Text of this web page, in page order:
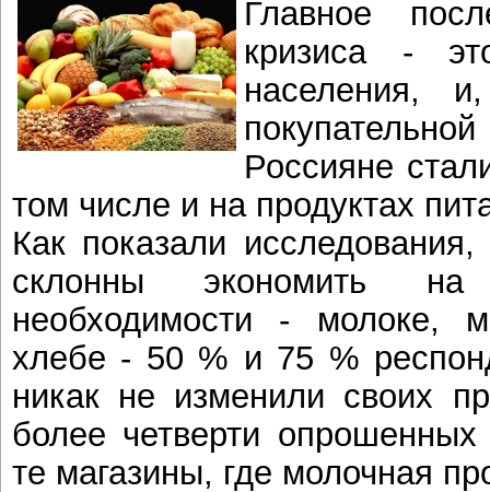
Главное
кризиса -
населения,
Россияне
том числе и на продуктах
Как показали
склонны экономить на
необходимости - молоке,
хлебе - 50 % и 75 %
никак не изменили своих
более четверти опрошенных
те магазины, где молочная